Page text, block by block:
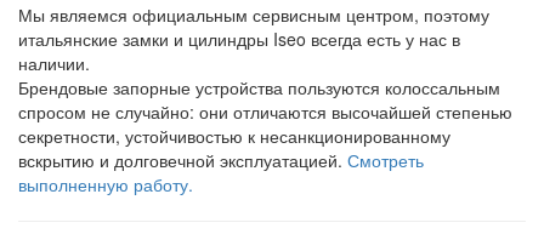
Мы являемся официальным сервисным центром, поэтому
итальянские замки и цилиндры Iseo всегда есть у нас в
наличии.
Брендовые запорные устройства пользуются колоссальным
спросом не случайно: они отличаются высочайшей степенью
секретности, устойчивостью к несанкционированному
вскрытию и долговечной эксплуатацией. Смотреть
выполненную работу.